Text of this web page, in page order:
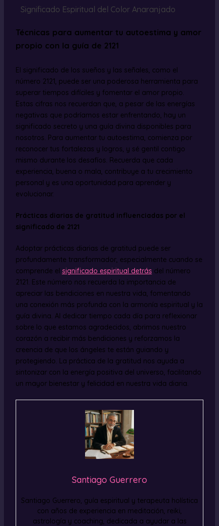
Significado Espiritual del Color Anaranjado
Técnicas para aumentar tu autoestima y amor
propio con la guía de 2121
El significado de los sueños y las señales, como el
número 2121, puede ser una poderosa herramienta para
superar tiempos difíciles y fomentar el amor propio.
Estas cifras nos recuerdan que, a pesar de las energías
negativas que podríamos estar enfrentando, hay un
significado secreto y una guía divina disponibles para
nosotros. Para aumentar tu autoestima, comienza por
reconocer tus fortalezas y logros, y sé gentil contigo
mismo durante los desafíos. Recuerda que cada
experiencia, buena o mala, contribuye a tu crecimiento
personal y es una oportunidad para aprender y
evolucionar.
Prácticas diarias de gratitud influenciadas por el
significado de 2121
Adoptar prácticas diarias de gratitud puede ser
profundamente transformador, especialmente cuando se
comprende el significado espiritual detrás del número
2121. Este número nos recuerda la importancia de
apreciar las bendiciones en nuestra vida, fomentando
una conexión más profunda con la armonía espiritual y la
guía divina. Al dedicar tiempo cada día para reflexionar
sobre lo que estamos agradecidos, abrimos nuestro
corazón a recibir más bendiciones y reforzamos la
creencia de que los ángeles te están guiando y
protegiendo. La práctica de la gratitud nos ayuda a
sintonizar con la energía positiva del universo, facilitando
un mayor bienestar y felicidad en nuestra vida diaria.
Santiago Guerrero
Santiago Guerrero, guía espiritual y terapeuta holística
con años de experiencia en meditación, reiki,
astrología y coaching, dedicada a ayudar a las